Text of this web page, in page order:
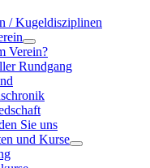
/ Kugeldisziplinen
Verein?
Rundgang
Sie uns
und Kurse